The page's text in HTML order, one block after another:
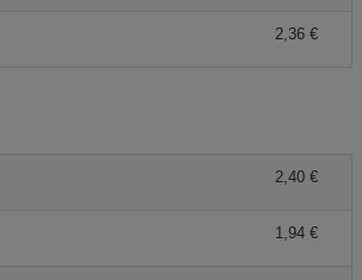
2,36 €
2,40 €
1,94 €